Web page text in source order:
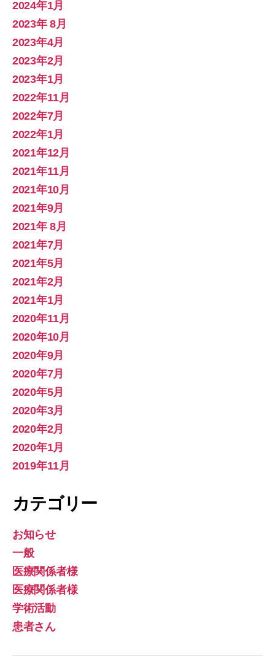
2024年1月
2023年 8月
2023年4月
2023年2月
2023年1月
2022年11月
2022年7月
2022年1月
2021年12月
2021年11月
2021年10月
2021年9月
2021年 8月
2021年7月
2021年5月
2021年2月
2021年1月
2020年11月
2020年10月
2020年9月
2020年7月
2020年5月
2020年3月
2020年2月
2020年1月
2019年11月
カテゴリー
お知らせ
一般
医療関係者様
医療関係者様
学術活動
患者さん